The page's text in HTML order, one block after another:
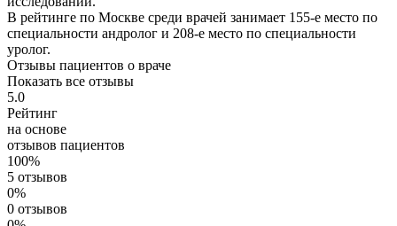
В рейтинге по Москве среди врачей занимает 155-е место по
специальности андролог и 208-е место по специальности
уролог.
Отзывы пациентов о враче
Показать все отзывы
5.0
Рейтинг
на основе
отзывов пациентов
100%
5 отзывов
0%
0 отзывов